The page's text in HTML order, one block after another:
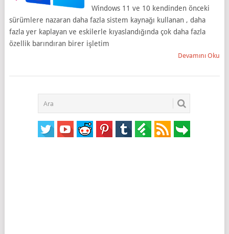
Windows 11 ve 10 kendinden önceki
sürümlere nazaran daha fazla sistem kaynağı kullanan , daha
fazla yer kaplayan ve eskilerle kıyaslandığında çok daha fazla
özellik barındıran birer işletim
Devamını Oku